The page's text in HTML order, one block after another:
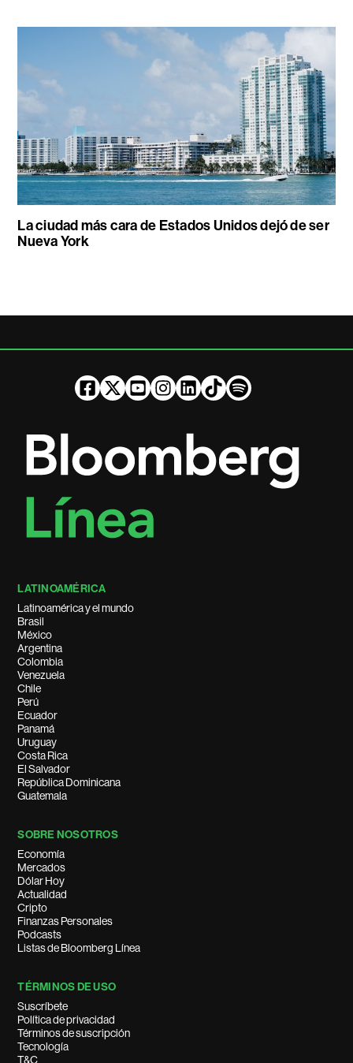
La ciudad más cara de Estados Unidos dejó de ser
Nueva York
LATINOAMÉRICA
Latinoamérica y el mundo
Brasil
México
Argentina
Colombia
Venezuela
Chile
Perú
Ecuador
Panamá
Uruguay
Costa Rica
El Salvador
República Dominicana
Guatemala
SOBRE NOSOTROS
Economía
Mercados
Dólar Hoy
Actualidad
Cripto
Finanzas Personales
Podcasts
Listas de Bloomberg Línea
TÉRMINOS DE USO
Suscríbete
Política de privacidad
Términos de suscripción
Tecnología
T&C